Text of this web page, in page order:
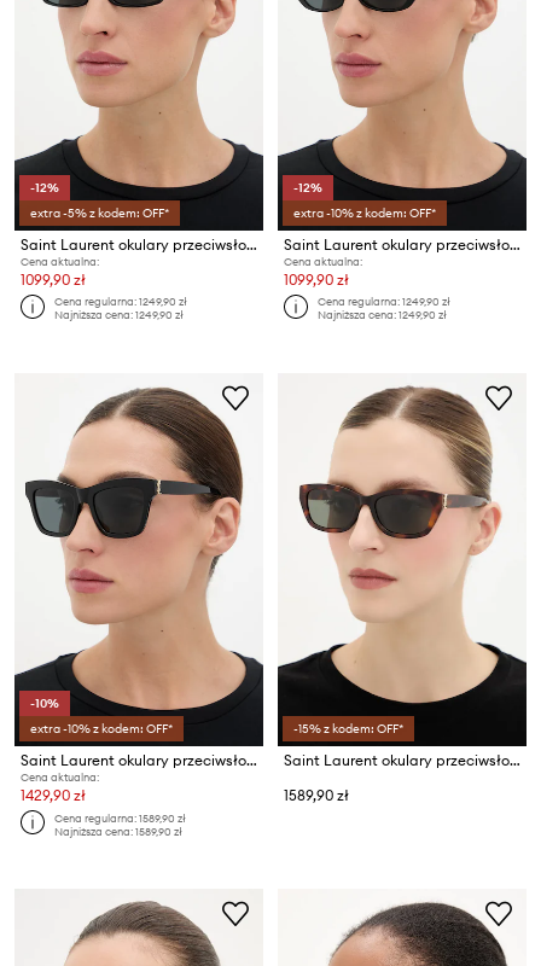
-12%
extra -5% z kodem: OFF*
Saint Laurent okulary przeciwsłoneczne damskie
Cena aktualna:
1099,90 zł
Cena regularna:1249,90 zł
Najniższa cena:1249,90 zł
-12%
extra -10% z kodem: OFF*
Saint Laurent okulary przeciwsłoneczne damskie
Cena aktualna:
1099,90 zł
Cena regularna:1249,90 zł
Najniższa cena:1249,90 zł
-10%
extra -10% z kodem: OFF*
Saint Laurent okulary przeciwsłoneczne damskie
Cena aktualna:
1429,90 zł
Cena regularna:1589,90 zł
Najniższa cena:1589,90 zł
-15% z kodem: OFF*
Saint Laurent okulary przeciwsłoneczne
1589,90 zł